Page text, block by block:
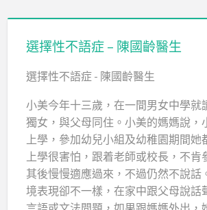
選擇性不語症 – 陳國齡醫生
選擇性不語症 - 陳國齡醫生
小美今年十三歲，在一間男女中學就
獨女，與父母同住。小美的媽媽說，
上學，參加幼兒小組及幼稚園期間她
上學很害怕，跟着老師或校長，不肯
其後慢慢適應過來，不過仍然不說話
境表現卻不一樣，在家中跟父母說話